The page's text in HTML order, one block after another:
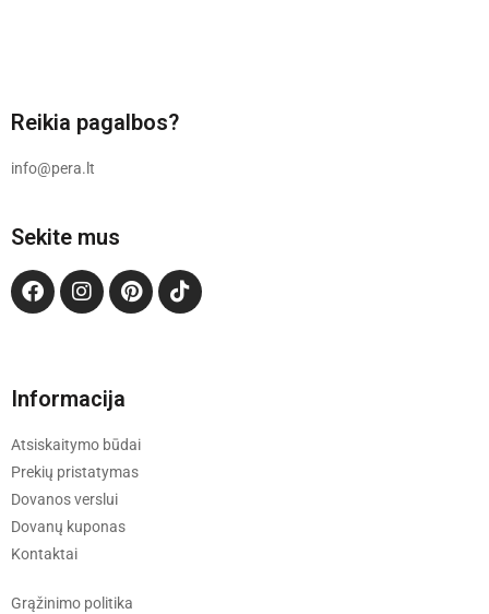
Reikia pagalbos?
info@pera.lt
Sekite mus
Informacija
Atsiskaitymo būdai
Prekių pristatymas
Dovanos verslui
Dovanų kuponas
Kontaktai
Grąžinimo politika